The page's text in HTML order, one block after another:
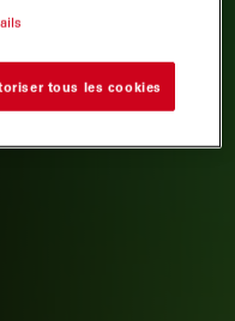
tous les cookies